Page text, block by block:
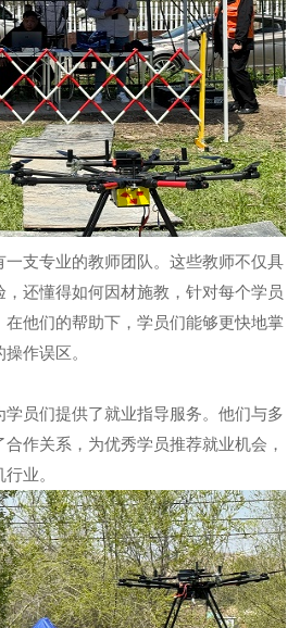
支专业的教师团队。这些教师不仅具
还懂得如何因材施教，针对每个学员
在他们的帮助下，学员们能够更快地掌
作误区。
员们提供了就业指导服务。他们与多
作关系，为优秀学员推荐就业机会，
业。